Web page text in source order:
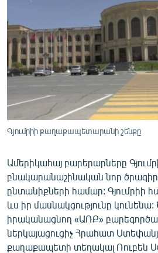
ՄՇԱԿՈՒՅԹ
ՍՊՈՐՏ
ՄԵԿՆԱԲԱՆՈՒԹՅՈՒՆ
ՏՏ ԵՒ ԻՆՏԵՐՆԵՏ
ԿՈՐՈՆԱՎԻՐՈՒՍ
ԱՐԽԻՎ
ԲԱՆԱՎԵՃ
ՁԳՏԵԼՈՎ ԼԱՎԱԳՈՒՅՆԻՆ
ՓՈԴՔԱՍԹ
Հայերեն
Գյումրիի քաղաքապետարանի շենքը
Ամերիկահայ բարերարները
բնակարանաշինական նոր
ընտանիքների համար: Գյումրիի
ևս իր մասնակցությունը
իրականացնող «ԱՌՔ»
ներկայացուցիչ Հրահատ
քաղաքապետի տեղակալ Ռուբեն